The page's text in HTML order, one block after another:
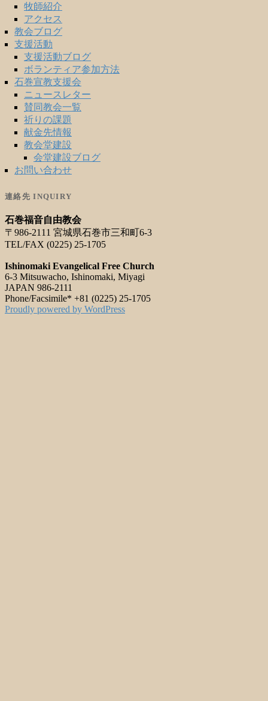
牧師紹介
アクセス
教会ブログ
支援活動
支援活動ブログ
ボランティア参加方法
石巻宣教支援会
ニュースレター
賛同教会一覧
祈りの課題
献金先情報
教会堂建設
会堂建設ブログ
お問い合わせ
連絡先 INQUIRY
石巻福音自由教会
〒986-2111 宮城県石巻市三和町6-3
TEL/FAX (0225) 25-1705
Ishinomaki Evangelical Free Church
6-3 Mitsuwacho, Ishinomaki, Miyagi
JAPAN 986-2111
Phone/Facsimile* +81 (0225) 25-1705
Proudly powered by WordPress